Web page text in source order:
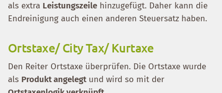
als extra Leistungszeile hinzugefügt. Daher kann die
Endreinigung auch einen anderen Steuersatz haben.
Ortstaxe/ City Tax/ Kurtaxe
Den Reiter Ortstaxe überprüfen. Die Ortstaxe wurde
als Produkt angelegtund wird so mit der